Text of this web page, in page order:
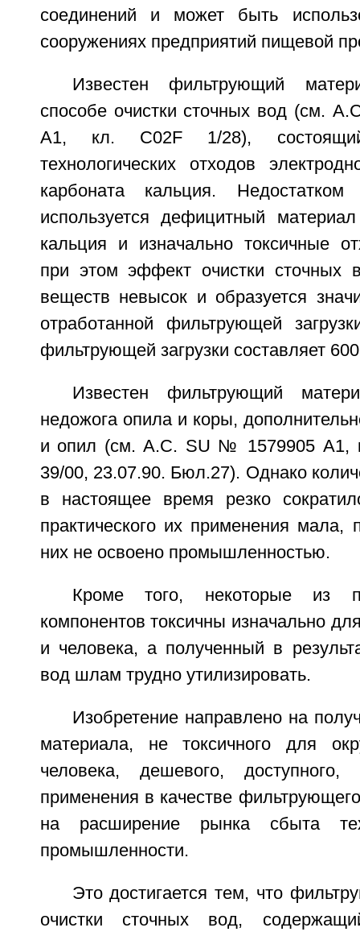
соединений и может быть
сооружениях предприятий пищевой
Известен фильтрующий
способе очистки сточных вод (см.
А1, кл. С02F 1/28),
технологических отходов
карбоната кальция.
используется дефицитный
кальция и изначально токсичные
при этом эффект очистки сточных
веществ невысок и образуется
отработанной фильтрующей
фильтрующей загрузки составляет
Известен фильтрующий
недожога опила и коры,
и опил (см. А.С. SU № 1579905 А1,
39/00, 23.07.90. Бюл.27). Однако
в настоящее время резко
практического их применения мала,
них не освоено промышленностью.
Кроме того, некоторые из
компонентов токсичны изначально
и человека, а полученный в
вод шлам трудно утилизировать.
Изобретение направлено на
материала, не токсичного для
человека, дешевого,
применения в качестве
на расширение рынка сбыта
промышленности.
Это достигается тем, что
очистки сточных вод,